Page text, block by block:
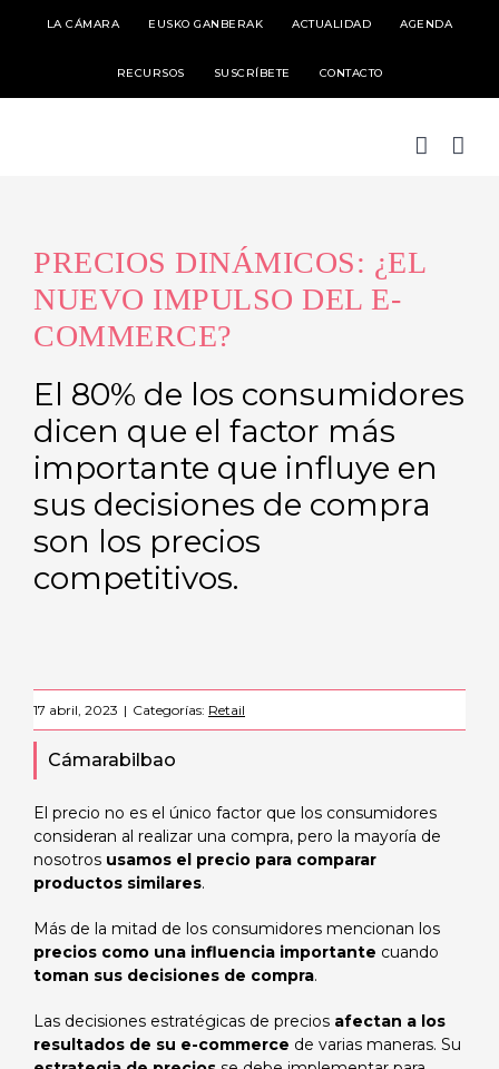
LA CÁMARA EUSKO GANBERAK ACTUALIDAD AGENDA
RECURSOS SUSCRÍBETE CONTACTO
PRECIOS DINÁMICOS: ¿EL
NUEVO IMPULSO DEL E-
COMMERCE?
El 80% de los consumidores
dicen que el factor más
importante que influye en
sus decisiones de compra
son los precios
competitivos.
17 abril, 2023 | Categorías: Retail
Cámarabilbao
El precio no es el único factor que los consumidores
consideran al realizar una compra, pero la mayoría de
nosotros usamos el precio para comparar
productos similares.
Más de la mitad de los consumidores mencionan los
precios como una influencia importante cuando
toman sus decisiones de compra.
Las decisiones estratégicas de precios afectan a los
resultados de su e-commerce de varias maneras. Su